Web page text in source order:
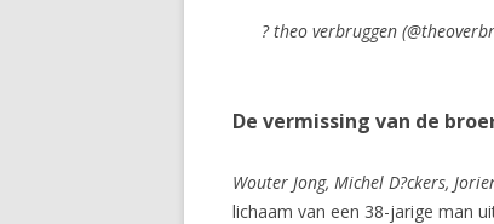
? theo verbruggen
De vermissing van de
Wouter Jong, Michel D?ckers,
lichaam van een 38-jarige man